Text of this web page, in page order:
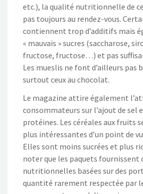
etc.), la qualité nutritionnelle de
pas toujours au rendez-vous.
contiennent trop d’additifs mais
« mauvais » sucres (saccharose,
fructose, fructose…) et pas
Les mueslis ne font d’ailleurs pas
surtout ceux au chocolat.
Le magazine attire également
consommateurs sur l’ajout de sel
protéines. Les céréales aux fruits
plus intéressantes d’un point de
Elles sont moins sucrées et plus
noter que les paquets
nutritionnelles basées sur des
quantité rarement respectée par